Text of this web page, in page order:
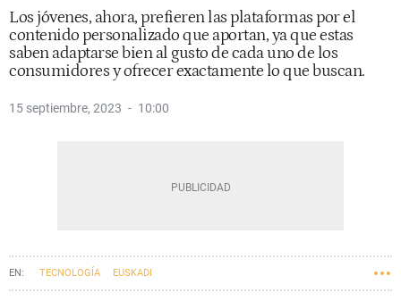
Los jóvenes, ahora, prefieren las plataformas por el
contenido personalizado que aportan, ya que estas
saben adaptarse bien al gusto de cada uno de los
consumidores y ofrecer exactamente lo que buscan.
15 septiembre, 2023 10:00
TECNOLOGÍA EUSKADI